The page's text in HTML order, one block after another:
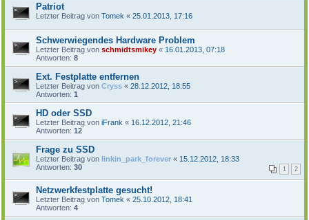
Patriot
Letzter Beitrag von Tomek « 25.01.2013, 17:16
Schwerwiegendes Hardware Problem
Letzter Beitrag von schmidtsmikey « 16.01.2013, 07:18
Antworten: 8
Ext. Festplatte entfernen
Letzter Beitrag von Cryss « 28.12.2012, 18:55
Antworten: 1
HD oder SSD
Letzter Beitrag von iFrank « 16.12.2012, 21:46
Antworten: 12
Frage zu SSD
Letzter Beitrag von linkin_park_forever « 15.12.2012, 18:33
Antworten: 30 1 2
Netzwerkfestplatte gesucht!
Letzter Beitrag von Tomek « 25.10.2012, 18:41
Antworten: 4